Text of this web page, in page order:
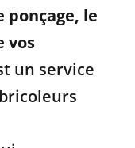
ponçage, le
vos
un service